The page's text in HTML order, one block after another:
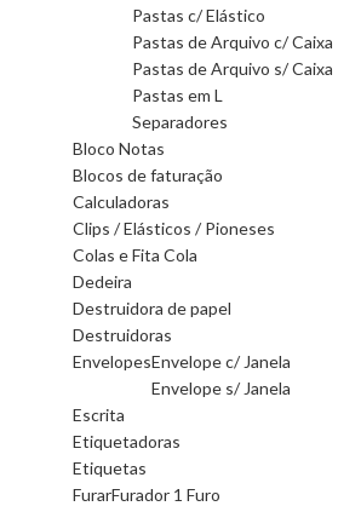
Pastas c/ Elástico
Pastas de Arquivo c/ Caixa
Pastas de Arquivo s/ Caixa
Pastas em L
Separadores
Bloco Notas
Blocos de faturação
Calculadoras
Clips / Elásticos / Pioneses
Colas e Fita Cola
Dedeira
Destruidora de papel
Destruidoras
EnvelopesEnvelope c/ Janela
Envelope s/ Janela
Escrita
Etiquetadoras
Etiquetas
FurarFurador 1 Furo